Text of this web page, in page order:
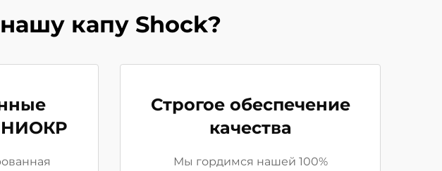
капу Shock?
НИОКР
Строгое обеспечение
качества
Мы гордимся нашей 100%